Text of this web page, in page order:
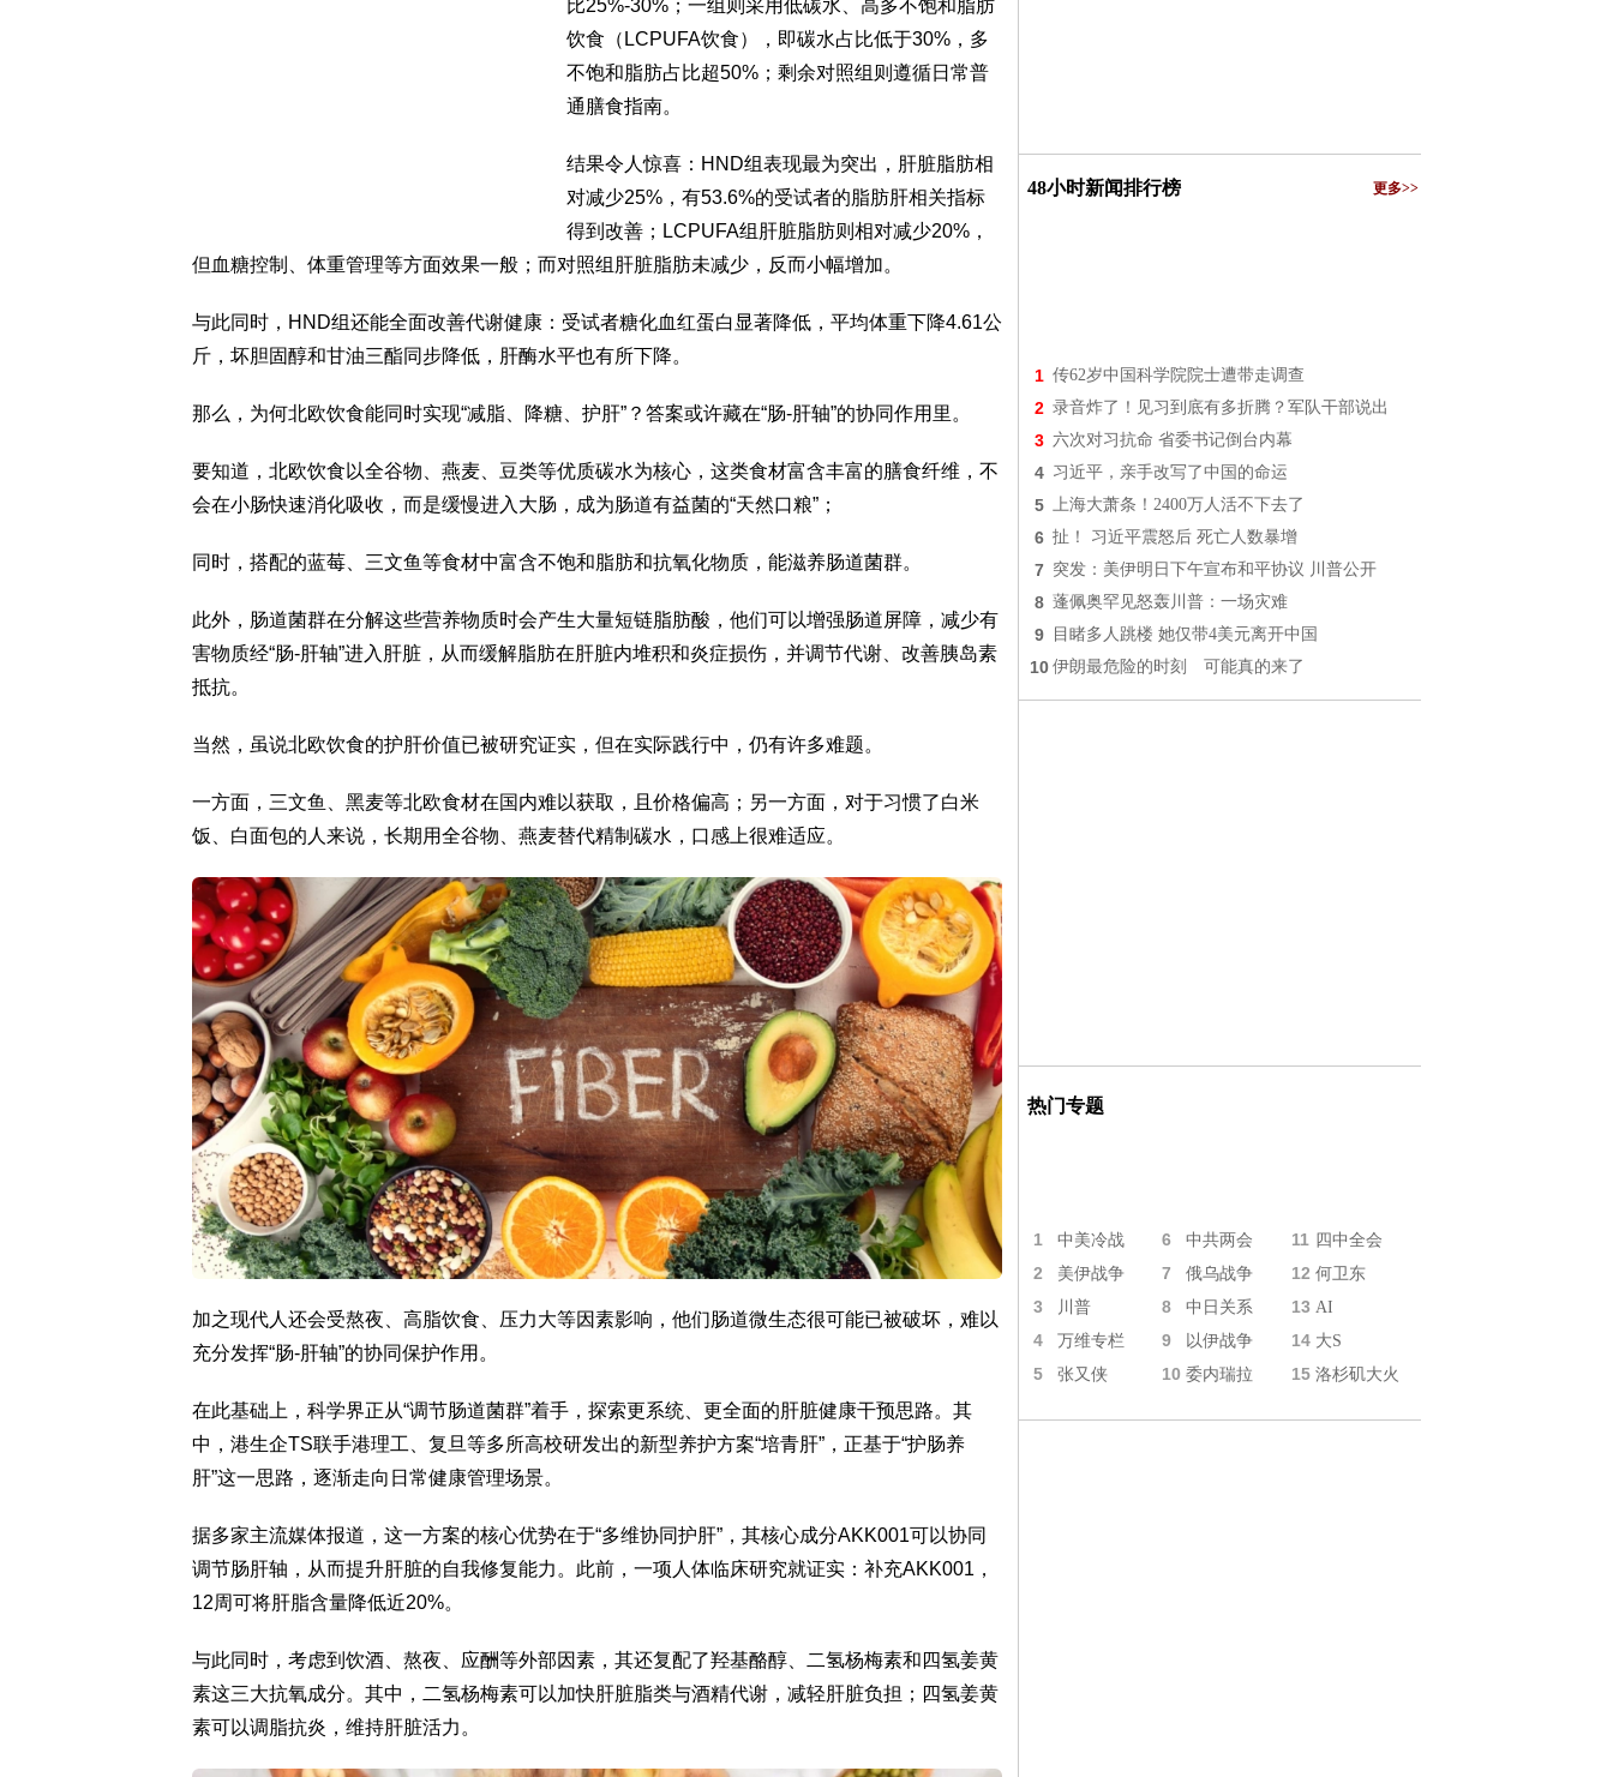
比25%-30%；一组则采用低碳水、高多不饱和脂肪
饮食（LCPUFA饮食），即碳水占比低于30%，多
不饱和脂肪占比超50%；剩余对照组则遵循日常普
通膳食指南。
结果令人惊喜：HND组表现最为突出，肝脏脂肪相
对减少25%，有53.6%的受试者的脂肪肝相关指标
得到改善；LCPUFA组肝脏脂肪则相对减少20%，
但血糖控制、体重管理等方面效果一般；而对照组肝脏脂肪未减少，反而小幅增加。
与此同时，HND组还能全面改善代谢健康：受试者糖化血红蛋白显著降低，平均体重下降4.61公
斤，坏胆固醇和甘油三酯同步降低，肝酶水平也有所下降。
那么，为何北欧饮食能同时实现“减脂、降糖、护肝”？答案或许藏在“肠-肝轴”的协同作用里。
要知道，北欧饮食以全谷物、燕麦、豆类等优质碳水为核心，这类食材富含丰富的膳食纤维，不
会在小肠快速消化吸收，而是缓慢进入大肠，成为肠道有益菌的“天然口粮”；
同时，搭配的蓝莓、三文鱼等食材中富含不饱和脂肪和抗氧化物质，能滋养肠道菌群。
此外，肠道菌群在分解这些营养物质时会产生大量短链脂肪酸，他们可以增强肠道屏障，减少有
害物质经“肠-肝轴”进入肝脏，从而缓解脂肪在肝脏内堆积和炎症损伤，并调节代谢、改善胰岛素
抵抗。
当然，虽说北欧饮食的护肝价值已被研究证实，但在实际践行中，仍有许多难题。
一方面，三文鱼、黑麦等北欧食材在国内难以获取，且价格偏高；另一方面，对于习惯了白米
饭、白面包的人来说，长期用全谷物、燕麦替代精制碳水，口感上很难适应。
加之现代人还会受熬夜、高脂饮食、压力大等因素影响，他们肠道微生态很可能已被破坏，难以
充分发挥“肠-肝轴”的协同保护作用。
在此基础上，科学界正从“调节肠道菌群”着手，探索更系统、更全面的肝脏健康干预思路。其
中，港生企TS联手港理工、复旦等多所高校研发出的新型养护方案“培青肝”，正基于“护肠养
肝”这一思路，逐渐走向日常健康管理场景。
据多家主流媒体报道，这一方案的核心优势在于“多维协同护肝”，其核心成分AKK001可以协同
调节肠肝轴，从而提升肝脏的自我修复能力。此前，一项人体临床研究就证实：补充AKK001，
12周可将肝脂含量降低近20%。
与此同时，考虑到饮酒、熬夜、应酬等外部因素，其还复配了羟基酪醇、二氢杨梅素和四氢姜黄
素这三大抗氧成分。其中，二氢杨梅素可以加快肝脏脂类与酒精代谢，减轻肝脏负担；四氢姜黄
素可以调脂抗炎，维持肝脏活力。
48小时新闻排行榜 更多>>
1 传62岁中国科学院院士遭带走调查
2 录音炸了！见习到底有多折腾？军队干部说出
3 六次对习抗命 省委书记倒台内幕
4 习近平，亲手改写了中国的命运
5 上海大萧条！2400万人活不下去了
6 扯！ 习近平震怒后 死亡人数暴增
7 突发：美伊明日下午宣布和平协议 川普公开
8 蓬佩奥罕见怒轰川普：一场灾难
9 目睹多人跳楼 她仅带4美元离开中国
10 伊朗最危险的时刻 可能真的来了
热门专题
1 中美冷战 6 中共两会 11 四中全会
2 美伊战争 7 俄乌战争 12 何卫东
3 川普 8 中日关系 13 AI
4 万维专栏 9 以伊战争 14 大S
5 张又侠 10 委内瑞拉 15 洛杉矶大火